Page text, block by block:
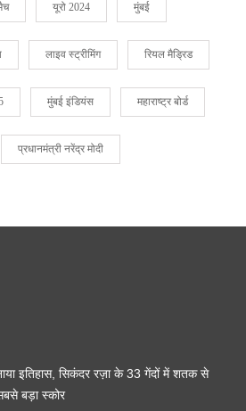
यूरो 2024 मुंबई
लाइव स्ट्रीमिंग रियल मैड्रिड
मुंबई इंडियंस महाराष्ट्र बोर्ड
प्रधानमंत्री नरेंद्र मोदी
इतिहास, सिकंदर रज़ा के 33 गेंदों में शतक से
बड़ा स्कोर